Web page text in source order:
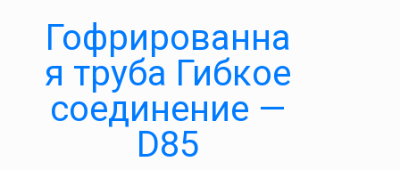
Гофрированна
я труба Гибкое
соединение —
D85